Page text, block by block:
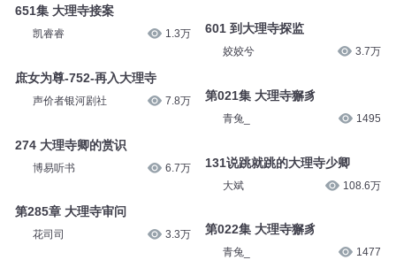
651集 大理寺接案
凯睿睿 1.3万
庶女为尊-752-再入大理寺
声价者银河剧社 7.8万
274 大理寺卿的赏识
博易听书 6.7万
第285章 大理寺审问
花司司 3.3万
601 到大理寺探监
姣姣兮 3.7万
第021集 大理寺獬豸
青兔_ 1495
131说跳就跳的大理寺少卿
大斌 108.6万
第022集 大理寺獬豸
青兔_ 1477